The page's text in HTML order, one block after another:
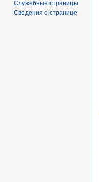
Служебные страницы
Сведения о странице